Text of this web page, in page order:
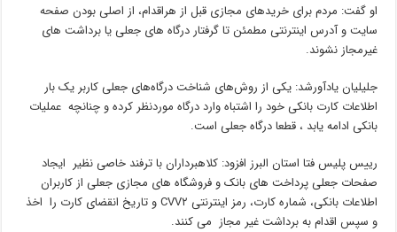
او گفت: مردم برای خریدهای مجازی قبل از هراقدام، از اصلی بودن صفحه
سایت و آدرس اینترنتی مطمئن تا گرفتار درگاه های جعلی یا برداشت های
غیرمجاز نشوند.
جلیلیان یادآورشد: یکی از روش‌های شناخت درگاه‌های جعلی کاربر یک بار
اطلاعات کارت بانکی خود را اشتباه وارد درگاه موردنظر کرده و چنانچه عملیات
بانکی ادامه یابد ، قطعا درگاه جعلی است.
رییس پلیس فتا استان البرز افزود: کلاهبرداران با ترفند خاصی نظیر ایجاد
صفحات جعلی پرداخت های بانک و فروشگاه های مجازی جعلی از کاربران
اطلاعات بانکی، شماره کارت، رمز اینترنتی CVV۲ و تاریخ انقضای کارت را اخذ
و سپس اقدام به برداشت غیر مجاز می کنند.